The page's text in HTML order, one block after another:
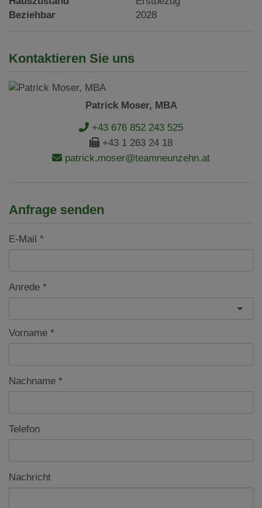
Beziehbar
2028
Kontaktieren Sie uns
Patrick Moser, MBA
+43 676 852 243 525
+43 1 263 24 18
patrick.moser@teamneunzehn.at
Anfrage senden
E-Mail
Anrede
Vorname
Nachname
Telefon
Nachricht